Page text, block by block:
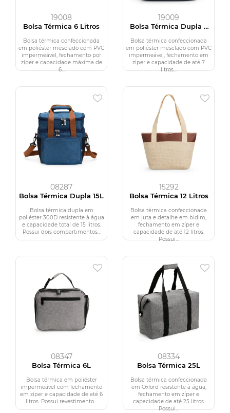
19008
Bolsa Térmica 6 Litros
Bolsa térmica confeccionada
em poliéster mesclado com PVC
impermeável, fechamento por
zíper e capacidade máxima de
6...
19009
Bolsa Térmica Dupla 7
Bolsa térmica confeccionada
em poliéster mesclado com PVC
impermeável, fechamento em
zíper e capacidade de até 7
litros...
08287
Bolsa Térmica Dupla 15L
Bolsa térmica dupla em
poliéster 300D resistente à água
e capacidade total de 15 litros.
Possui dois compartimentos...
15292
Bolsa Térmica 12 Litros
Bolsa térmica confeccionada
em juta e detalhe em bidim,
fechamento em zíper e
capacidade de até 12 litros.
Possui...
08347
Bolsa Térmica 6L
Bolsa térmica em poliéster
impermeável com fechamento
em zíper e capacidade de até 6
litros. Possui revestimento...
08334
Bolsa Térmica 25L
Bolsa térmica confeccionada
em Oxford resistente à água,
fechamento em zíper e
capacidade de até 25 litros.
Possui...